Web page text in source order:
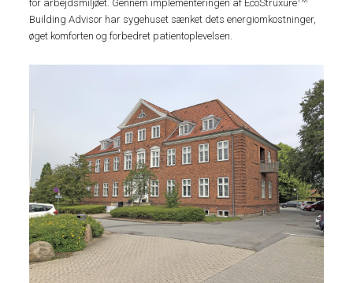
for arbejdsmiljøet. Gennem implementeringen af EcoStruxure
Building Advisor har sygehuset sænket dets energiomkostninger,
øget komforten og forbedret patientoplevelsen.